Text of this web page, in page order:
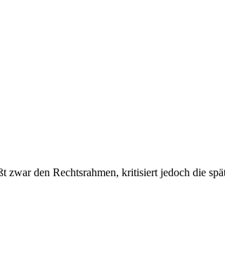
den Rechtsrahmen, kritisiert jedoch die